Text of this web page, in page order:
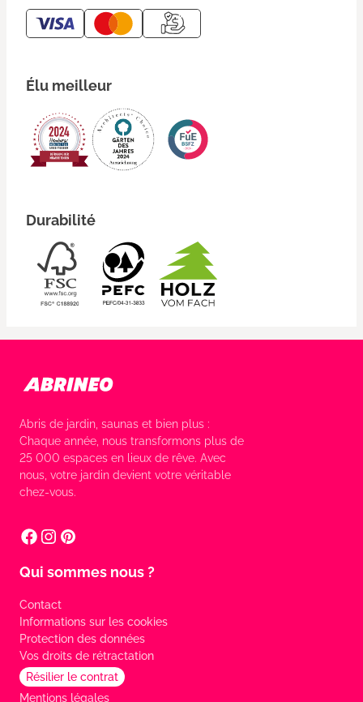
Élu meilleur
Durabilité
Abris de jardin, saunas et bien plus :
Chaque année, nous transformons plus de
25 000 espaces en lieux de rêve. Avec
nous, votre jardin devient votre véritable
chez-vous.
Qui sommes nous ?
Contact
Informations sur les cookies
Protection des données
Vos droits de rétractation
Résilier le contrat
Mentions légales